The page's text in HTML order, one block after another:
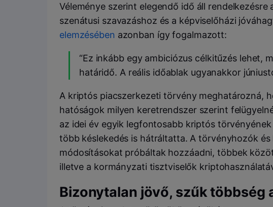
Véleménye szerint elegendő idő áll
szenátusi szavazáshoz és a képviselőházi
elemzésében azonban így fogalmazott:
“Ez inkább egy ambiciózus célkitűzés lehet,
határidő. A reális időablak ugyanakkor
A kriptós piacszerkezeti törvény meghatározná,
hatóságok milyen keretrendszer szerint
az idei év egyik legfontosabb kriptós
több késlekedés is hátráltatta. A törvényhozók
módosításokat próbáltak hozzáadni, többek
illetve a kormányzati tisztviselők
Bizonytalan jövő, szűk többség